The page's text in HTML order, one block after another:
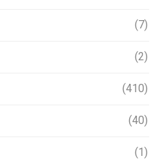
(7)
(2)
(410)
(40)
(1)